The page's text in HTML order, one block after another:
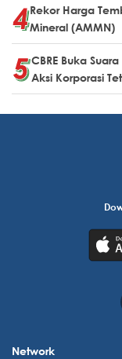
Rekor Harga
Mineral (AMMN)
CBRE Buka
Aksi Korporasi
Network